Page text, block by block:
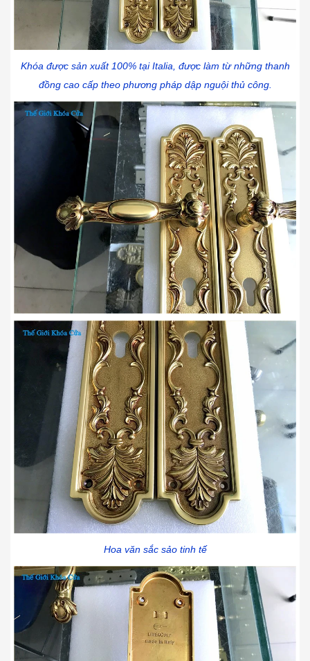
Khóa được sản xuất 100% tại Italia, được làm từ những thanh
đồng cao cấp theo phương pháp dập nguội thủ công.
Hoa văn sắc sảo tinh tế